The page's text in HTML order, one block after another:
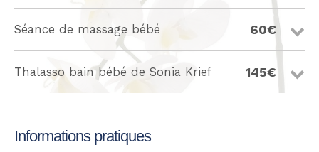
Séance de massage bébé 60€
Thalasso bain bébé de Sonia Krief 145€
Informations pratiques